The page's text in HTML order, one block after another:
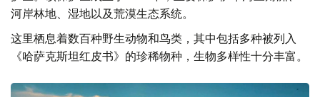
河岸林地、湿地以及荒漠生态系统。
这里栖息着数百种野生动物和鸟类，其中包括多种被列入
《哈萨克斯坦红皮书》的珍稀物种，生物多样性十分丰富。